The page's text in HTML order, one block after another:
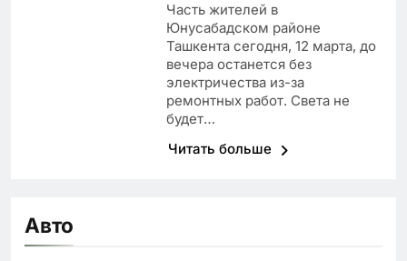
Часть жителей в
Юнусабадском районе
Ташкента сегодня, 12 марта, до
вечера останется без
электричества из-за
ремонтных работ. Света не
будет…
Читать больше
Авто